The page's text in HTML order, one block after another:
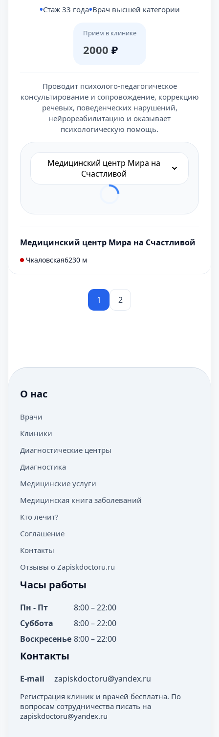
Стаж 33 года Врач высшей категории
Приём в клинике
2000 ₽
Проводит психолого-педагогическое
консультирование и сопровождение, коррекцию
речевых, поведенческих нарушений,
нейрореабилитацию и оказывает
психологическую помощь.
Медицинский центр Мира на
Счастливой
Медицинский центр Мира на Счастливой
Чкаловская6230 м
1 2
О нас
Врачи
Клиники
Диагностические центры
Диагностика
Медицинские услуги
Медицинская книга заболеваний
Кто лечит?
Соглашение
Контакты
Отзывы о Zapiskdoctoru.ru
Часы работы
Пн - Пт
8:00 – 22:00
Суббота
8:00 – 22:00
Воскресенье 8:00 – 22:00
Контакты
E-mail zapiskdoctoru@yandex.ru
Регистрация клиник и врачей бесплатна. По
вопросам сотрудничества писать на
zapiskdoctoru@yandex.ru